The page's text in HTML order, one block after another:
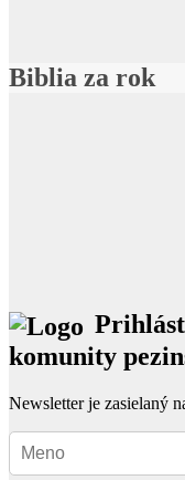
Biblia za rok
komunity
Newsletter je zasielaný